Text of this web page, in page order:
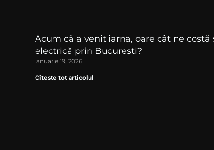
Acum că a venit iarna, oare cât ne
electrică prin București?
ianuarie 19, 2026
Citeste tot articolul